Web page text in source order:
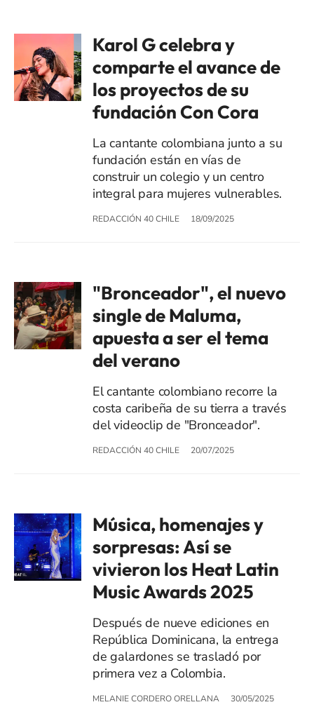
Karol G celebra y
comparte el avance de
los proyectos de su
fundación Con Cora
La cantante colombiana junto a su
fundación están en vías de
construir un colegio y un centro
integral para mujeres vulnerables.
REDACCIÓN 40 CHILE 18/09/2025
"Bronceador", el nuevo
single de Maluma,
apuesta a ser el tema
del verano
El cantante colombiano recorre la
costa caribeña de su tierra a través
del videoclip de "Bronceador".
REDACCIÓN 40 CHILE 20/07/2025
Música, homenajes y
sorpresas: Así se
vivieron los Heat Latin
Music Awards 2025
Después de nueve ediciones en
República Dominicana, la entrega
de galardones se trasladó por
primera vez a Colombia.
MELANIE CORDERO ORELLANA 30/05/2025